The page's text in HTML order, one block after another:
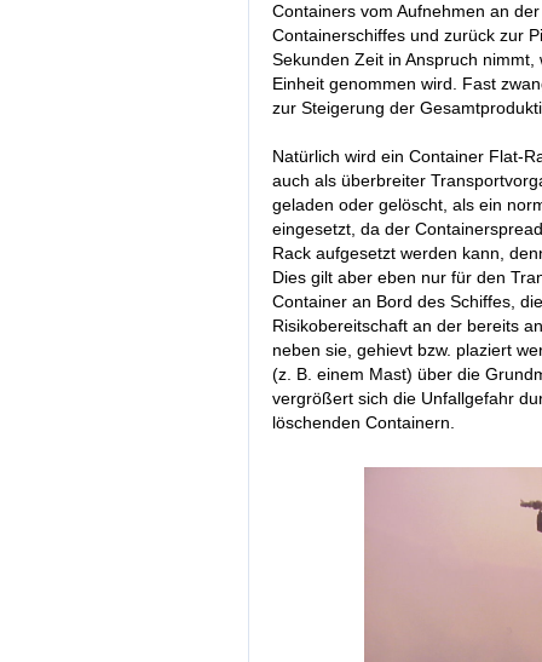
Containers vom Aufnehmen an
Containerschiffes und zurück zur
Sekunden Zeit in Anspruch
Einheit genommen wird. Fast
zur Steigerung der
Natürlich wird ein Container Flat-
auch als überbreiter
geladen oder gelöscht, als ein
eingesetzt, da der
Rack aufgesetzt werden kann,
Dies gilt aber eben nur für den
Container an Bord des Schiffes,
Risikobereitschaft an der bereits
neben sie, gehievt bzw. plaziert
(z. B. einem Mast) über die
vergrößert sich die Unfallgefahr
löschenden Containern.